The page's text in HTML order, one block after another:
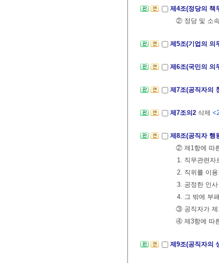
제4조(정당의 책
② 정당 및 소
제5조(기업의 의
제6조(국민의 의
제7조(공직자의
제7조의2 삭제
제8조(공직자 행
② 제1항에 따
1. 직무관련자
2. 직위를 이
3. 공정한 인
4. 그 밖에 부
③ 공직자가 제
④ 제3항에 따
제9조(공직자의